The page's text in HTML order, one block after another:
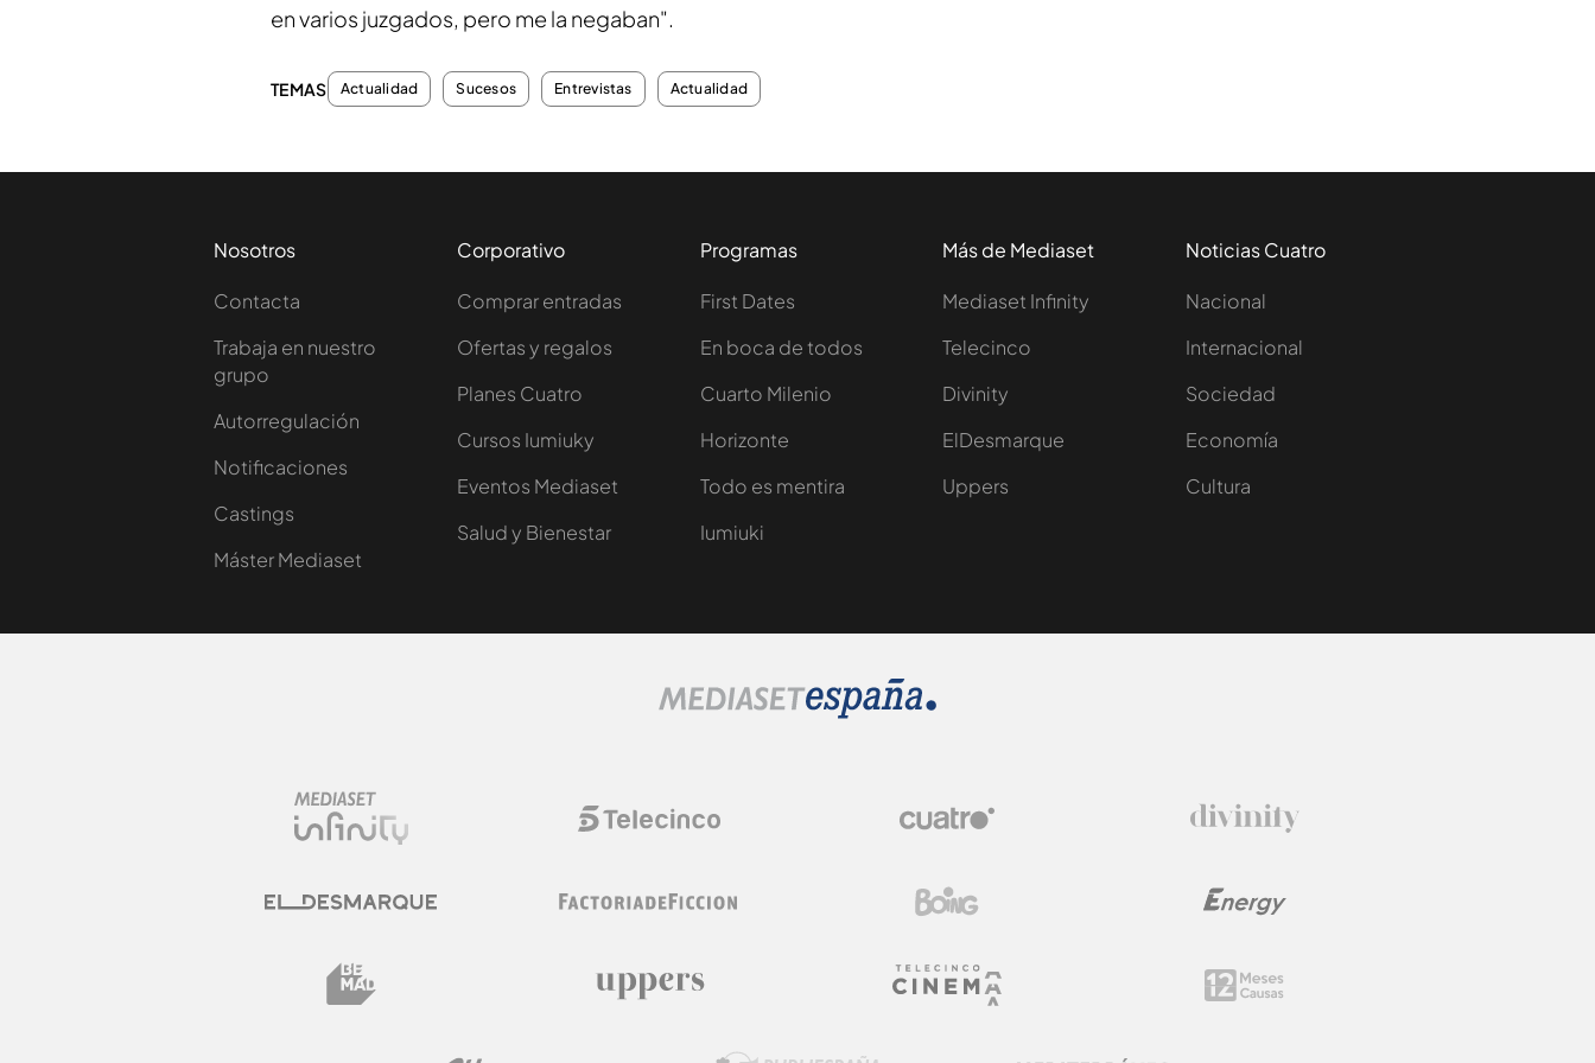
en varios juzgados, pero me la negaban".
TEMAS Actualidad Sucesos Entrevistas Actualidad
Nosotros
Contacta
Trabaja en nuestro
grupo
Autorregulación
Notificaciones
Castings
Máster Mediaset
Corporativo
Comprar entradas
Ofertas y regalos
Planes Cuatro
Cursos Iumiuky
Eventos Mediaset
Salud y Bienestar
Programas
First Dates
En boca de todos
Cuarto Milenio
Horizonte
Todo es mentira
Iumiuki
Más de Mediaset
Mediaset Infinity
Telecinco
Divinity
ElDesmarque
Uppers
Noticias Cuatro
Nacional
Internacional
Sociedad
Economía
Cultura